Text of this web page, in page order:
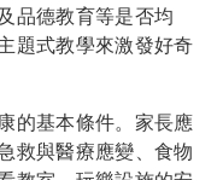
品德教育等是否均
題式教學來激發好奇
的基本條件。家長應
救與醫療應變、食物